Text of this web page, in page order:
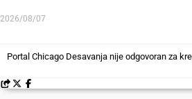
Portal Chicago Desavanja nije odgovoran za
2026/08/07